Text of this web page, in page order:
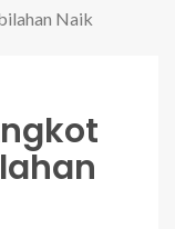
Naik